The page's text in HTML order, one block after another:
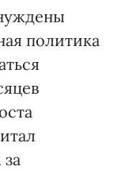
политика
за